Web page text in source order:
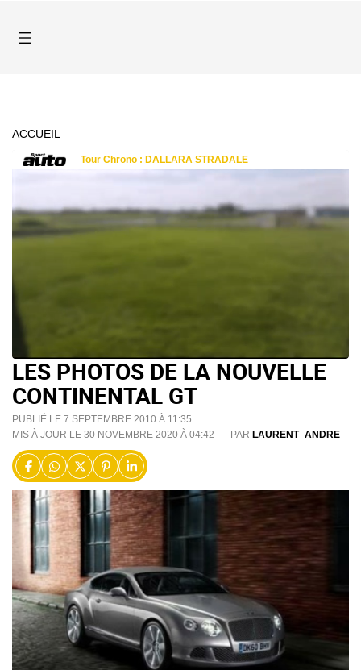
ACCUEIL
LES PHOTOS DE LA NOUVELLE
CONTINENTAL GT
PUBLIÉ LE 7 SEPTEMBRE 2010 À 11:35
MIS À JOUR LE 30 NOVEMBRE 2020 À 04:42
PAR LAURENT_ANDRE